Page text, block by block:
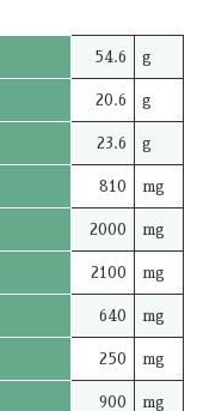
54.6 g
20.6 g
23.6 g
810 mg
2000 mg
2100 mg
640 mg
250 mg
900 mg